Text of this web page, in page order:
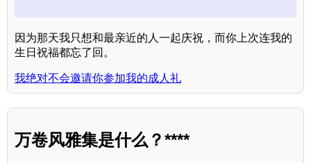
因为那天我只想和最亲近的人一起庆祝，而你上次连我的
生日祝福都忘了回。
我绝对不会邀请你参加我的成人礼
万卷风雅集是什么？****